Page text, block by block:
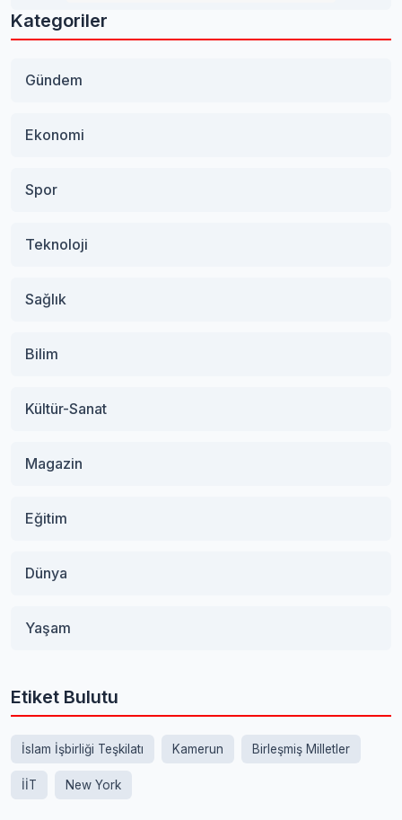
Kategoriler
Gündem
Ekonomi
Spor
Teknoloji
Sağlık
Bilim
Kültür-Sanat
Magazin
Eğitim
Dünya
Yaşam
Etiket Bulutu
İslam İşbirliği Teşkilatı Kamerun Birleşmiş Milletler
İİT New York